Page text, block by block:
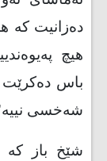
دەزانیت کە
هیچ
باس دەکرێت
شەخسی
شێخ باز کە